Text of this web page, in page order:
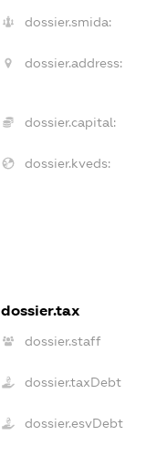
dossier.smida:
dossier.address:
dossier.capital:
dossier.kveds:
dossier.tax
dossier.staff
dossier.taxDebt
dossier.esvDebt